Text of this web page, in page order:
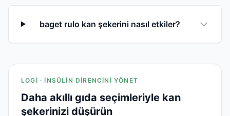
baget rulo kan şekerini nasıl etkiler?
LOGI · İNSÜLIN DIRENCINI YÖNET
Daha akıllı gıda seçimleriyle kan
şekerinizi düşürün